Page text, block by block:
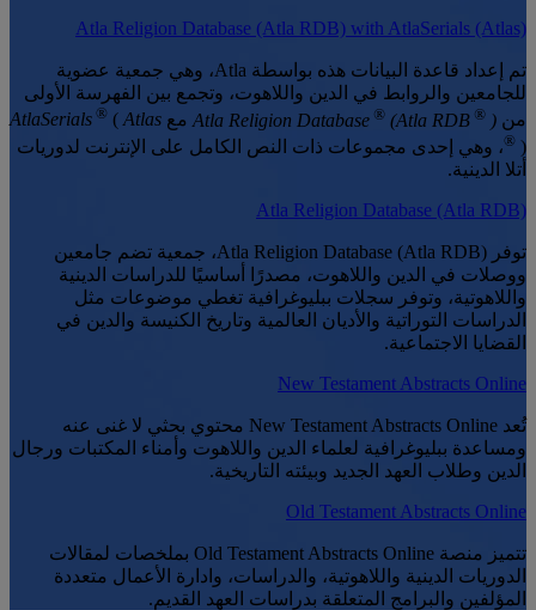
Atla Religion Database (Atla RDB) with AtlaSerials (Atlas)
تم إعداد قاعدة البيانات هذه بواسطة Atla، وهي جمعية عضوية
للجامعين والروابط في الدين واللاهوت، وتجمع بين الفهرسة الأولى
من
® (Atla RDB ® ) مع ® (Atlas
®)، وهي إحدى مجموعات ذات النص الكامل على الإنترنت لدوريات
أتلا الدينية.
Atla Religion Database (Atla RDB)
توفر Atla Religion Database (Atla RDB)، جمعية تضم جامعين
ووصلات في الدين واللاهوت، مصدرًا أساسيًا للدراسات الدينية
واللاهوتية، وتوفر سجلات ببليوغرافية تغطي موضوعات مثل
الدراسات التوراتية والأديان العالمية وتاريخ الكنيسة والدين في
القضايا الاجتماعية.
New Testament Abstracts Online
تُعد New Testament Abstracts Online محتوي بحثي لا غنى عنه
ومساعدة ببليوغرافية لعلماء الدين واللاهوت وأمناء المكتبات ورجال
الدين وطلاب العهد الجديد وبيئته التاريخية.
Old Testament Abstracts Online
تتميز منصة Old Testament Abstracts Online بملخصات لمقالات
الدوريات الدينية واللاهوتية، والدراسات، وادارة الأعمال متعددة
المؤلفين والبرامج المتعلقة بدراسات العهد القديم.